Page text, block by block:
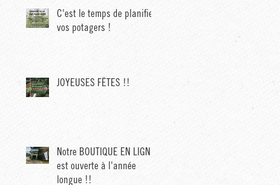
C'est le temps de planifier
vos potagers !
JOYEUSES FÊTES !!
Notre BOUTIQUE EN LIGNE
est ouverte à l'année
longue !!